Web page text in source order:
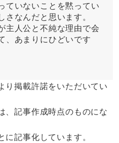
ていないことを黙ってい
さなんだと思います。
主人公と不純な理由で会
、あまりにひどいです
り掲載許諾をいただいてい
、記事作成時点のものにな
記事化しています。